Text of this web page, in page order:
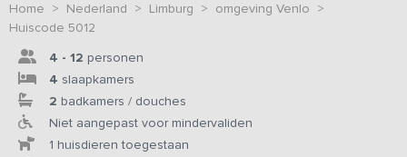
Home > Nederland > Limburg > omgeving Venlo >
Huiscode 5012
4 - 12 personen
4 slaapkamers
2 badkamers / douches
Niet aangepast voor mindervaliden
1 huisdieren toegestaan